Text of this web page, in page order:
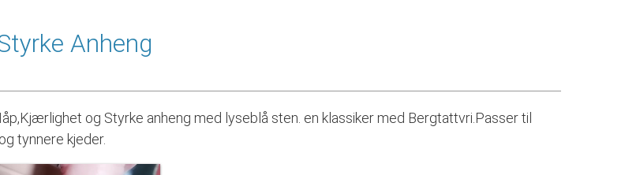
Anheng
og Styrke anheng med lyseblå sten. en klassiker med Bergtattvri.Passer til
tynnere kjeder.